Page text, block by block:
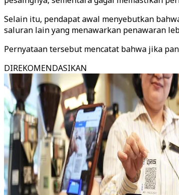
Selain itu, pendapat awal menyebutkan
saluran lain yang menawarkan penawaran
Pernyataan tersebut mencatat bahwa jika
DIREKOMENDASIKAN